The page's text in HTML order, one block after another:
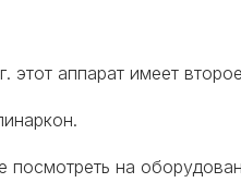
аппарат имеет
на